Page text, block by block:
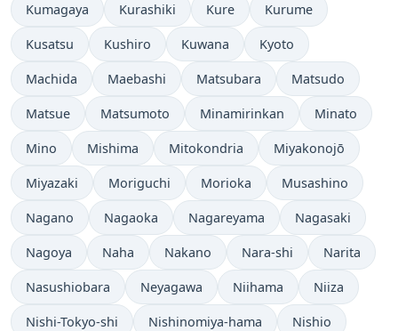
Kumagaya Kurashiki Kure Kurume
Kusatsu Kushiro Kuwana Kyoto
Machida Maebashi Matsubara Matsudo
Matsue Matsumoto Minamirinkan Minato
Mino Mishima Mitokondria Miyakonojō
Miyazaki Moriguchi Morioka Musashino
Nagano Nagaoka Nagareyama Nagasaki
Nagoya Naha Nakano Nara-shi Narita
Nasushiobara Neyagawa Niihama Niiza
Nishi-Tokyo-shi Nishinomiya-hama Nishio